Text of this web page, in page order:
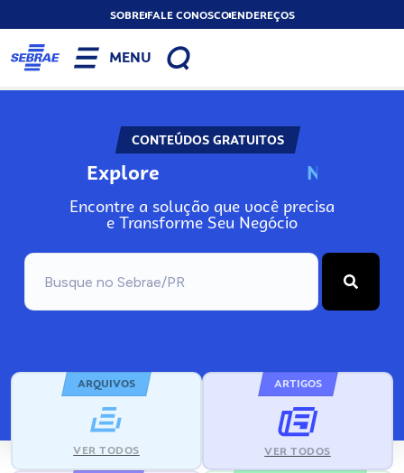
SOBREFALE CONOSCOENDEREÇOS
MENU
CONTEÚDOS GRATUITOS
Explore N
Encontre a solução que você precisa
e Transforme Seu Negócio
ARQUIVOS
VER TODOS
ARTIGOS
VER TODOS